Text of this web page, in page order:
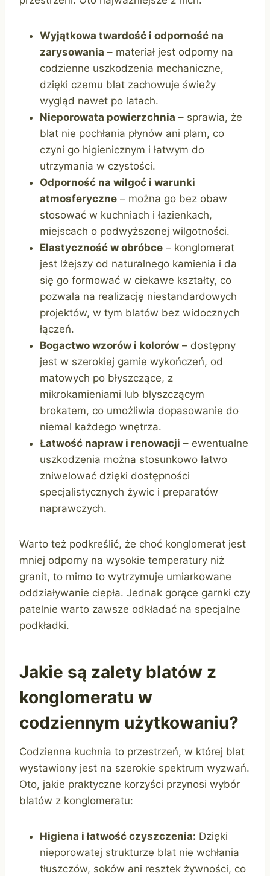
Wyjątkowa twardość i odporność na
zarysowania – materiał jest odporny na
codzienne uszkodzenia mechaniczne,
dzięki czemu blat zachowuje świeży
wygląd nawet po latach.
Nieporowata powierzchnia – sprawia, że
blat nie pochłania płynów ani plam, co
czyni go higienicznym i łatwym do
utrzymania w czystości.
Odporność na wilgoć i warunki
atmosferyczne – można go bez obaw
stosować w kuchniach i łazienkach,
miejscach o podwyższonej wilgotności.
Elastyczność w obróbce – konglomerat
jest lżejszy od naturalnego kamienia i da
się go formować w ciekawe kształty, co
pozwala na realizację niestandardowych
projektów, w tym blatów bez widocznych
łączeń.
Bogactwo wzorów i kolorów – dostępny
jest w szerokiej gamie wykończeń, od
matowych po błyszczące, z
mikrokamieniami lub błyszczącym
brokatem, co umożliwia dopasowanie do
niemal każdego wnętrza.
Łatwość napraw i renowacji – ewentualne
uszkodzenia można stosunkowo łatwo
zniwelować dzięki dostępności
specjalistycznych żywic i preparatów
naprawczych.
Warto też podkreślić, że choć konglomerat jest
mniej odporny na wysokie temperatury niż
granit, to mimo to wytrzymuje umiarkowane
oddziaływanie ciepła. Jednak gorące garnki czy
patelnie warto zawsze odkładać na specjalne
podkładki.
Jakie są zalety blatów z
konglomeratu w
codziennym użytkowaniu?
Codzienna kuchnia to przestrzeń, w której blat
wystawiony jest na szerokie spektrum wyzwań.
Oto, jakie praktyczne korzyści przynosi wybór
blatów z konglomeratu:
Higiena i łatwość czyszczenia: Dzięki
nieporowatej strukturze blat nie wchłania
tłuszczów, soków ani resztek żywności, co